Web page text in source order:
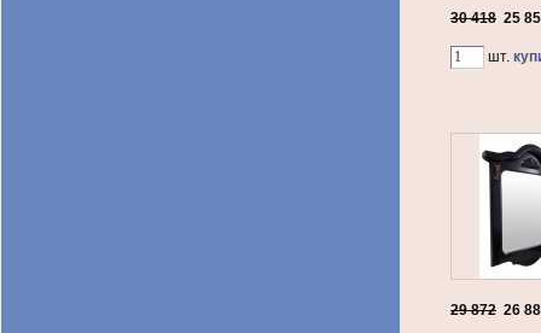
30 418 25
шт.
29 872 26